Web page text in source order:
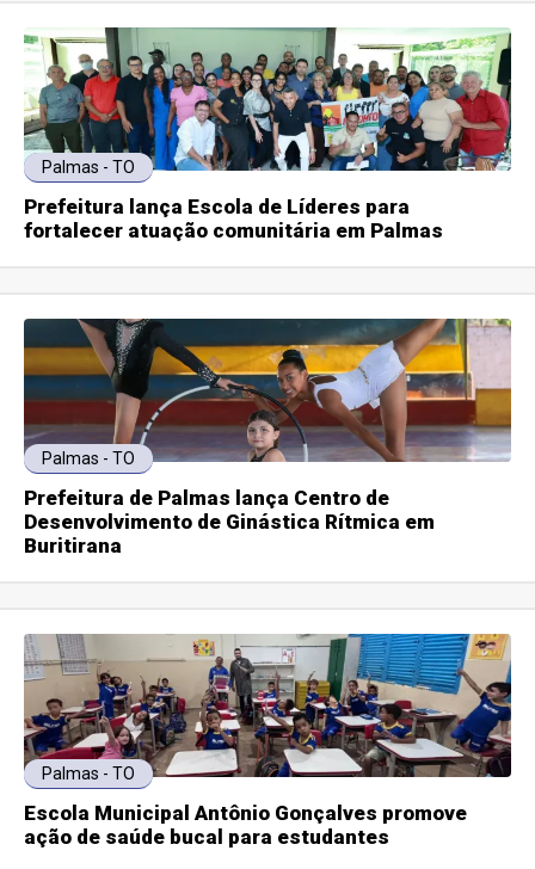
Palmas - TO
Prefeitura lança Escola de Líderes para
fortalecer atuação comunitária em Palmas
Palmas - TO
Prefeitura de Palmas lança Centro de
Desenvolvimento de Ginástica Rítmica em
Buritirana
Palmas - TO
Escola Municipal Antônio Gonçalves promove
ação de saúde bucal para estudantes